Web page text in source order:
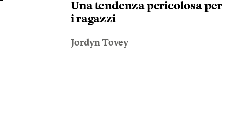
Una tendenza pericolosa per
i ragazzi
Jordyn Tovey